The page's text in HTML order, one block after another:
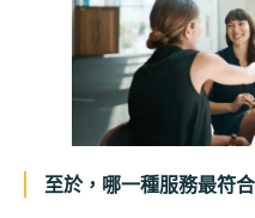
至於，哪一種服務最符